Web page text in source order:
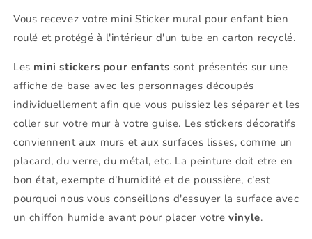
Vous recevez votre mini Sticker mural pour enfant bien
roulé et protégé à l'intérieur d'un tube en carton recyclé.
Les mini stickers pour enfants sont présentés sur une
affiche de base avec les personnages découpés
individuellement afin que vous puissiez les séparer et les
coller sur votre mur à votre guise. Les stickers décoratifs
conviennent aux murs et aux surfaces lisses, comme un
placard, du verre, du métal, etc. La peinture doit etre en
bon état, exempte d'humidité et de poussière, c'est
pourquoi nous vous conseillons d'essuyer la surface avec
un chiffon humide avant pour placer votrevinyle.